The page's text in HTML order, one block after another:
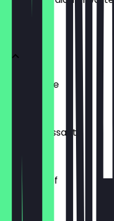
Ofenfrische
Buttercroissant
Laugenzopf
1,20 €